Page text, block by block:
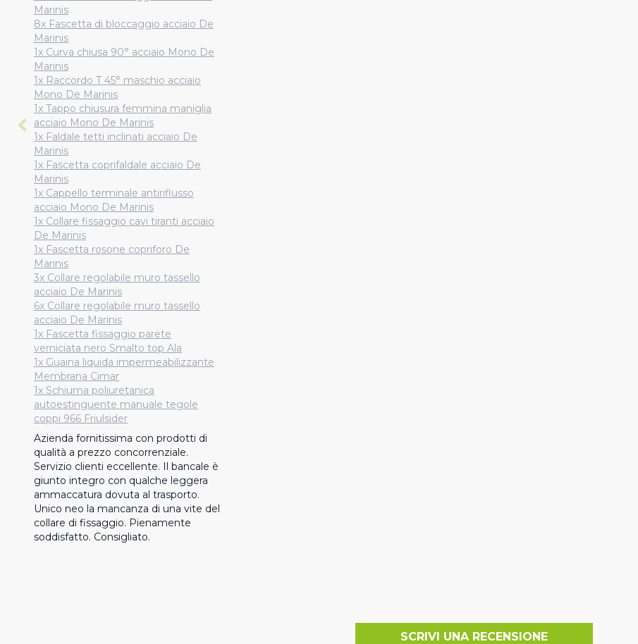
Marinis
8x Fascetta di bloccaggio acciaio De
Marinis
1x Curva chiusa 90° acciaio Mono De
Marinis
1x Raccordo T 45° maschio acciaio
Mono De Marinis
1x Tappo chiusura femmina maniglia
acciaio Mono De Marinis
1x Faldale tetti inclinati acciaio De
Marinis
1x Fascetta coprifaldale acciaio De
Marinis
1x Cappello terminale antiriflusso
acciaio Mono De Marinis
1x Collare fissaggio cavi tiranti acciaio
De Marinis
1x Fascetta rosone copriforo De
Marinis
3x Collare regolabile muro tassello
acciaio De Marinis
6x Collare regolabile muro tassello
acciaio De Marinis
1x Fascetta fissaggio parete
verniciata nero Smalto top Ala
1x Guaina liquida impermeabilizzante
Membrana Cimar
1x Schiuma poliuretanica
autoestinguente manuale tegole
coppi 966 Friulsider
Azienda fornitissima con prodotti di
qualità a prezzo concorrenziale.
Servizio clienti eccellente. Il bancale è
giunto integro con qualche leggera
ammaccatura dovuta al trasporto.
Unico neo la mancanza di una vite del
collare di fissaggio. Pienamente
soddisfatto. Consigliato.
SCRIVI UNA RECENSIONE